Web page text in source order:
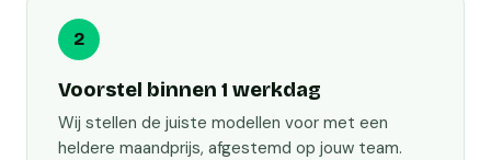
2
Voorstel binnen 1 werkdag
Wij stellen de juiste modellen voor met een
heldere maandprijs, afgestemd op jouw team.